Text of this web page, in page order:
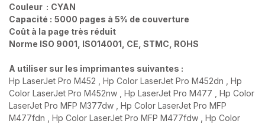
Couleur : CYAN
Capacité : 5000 pages à 5% de couverture
Coût à la page très réduit
Norme ISO 9001, ISO14001, CE, STMC, ROHS
A utiliser sur les imprimantes suivantes :
Hp LaserJet Pro M452 , Hp Color LaserJet Pro M452dn , Hp
Color LaserJet Pro M452nw , Hp LaserJet Pro M477 , Hp Color
LaserJet Pro MFP M377dw , Hp Color LaserJet Pro MFP
M477fdn , Hp Color LaserJet Pro MFP M477fdw , Hp Color